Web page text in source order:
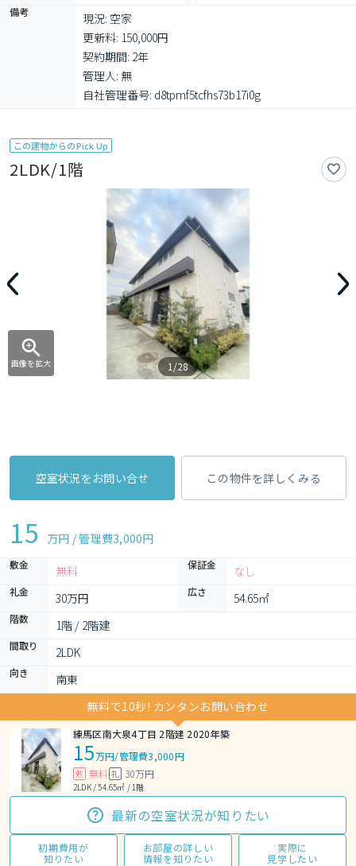
備考
現況: 空家
更新料: 150,000円
契約期間: 2年
管理人: 無
自社管理番号: d8tpmf5tcfhs73b17i0g
この建物からのPick Up
2LDK/1階
画像を拡大 1/28
空室状況をお問い合せ この物件を詳しくみる
15 万円 / 管理費3,000円
敷金 無料 保証金 なし
礼金 30万円 広さ 54.65㎡
階数 1階 / 2階建
間取り 2LDK
向き
南東
無料で10秒! カンタンお問い合わせ
練馬区南大泉4丁目 2階建 2020年築
15万円/管理費3,000円
敷 無料 礼 30万円
2LDK / 54.65㎡ / 1階
最新の空室状況が知りたい
初期費用が
知りたい
お部屋の詳しい
情報を知りたい
実際に
見学したい